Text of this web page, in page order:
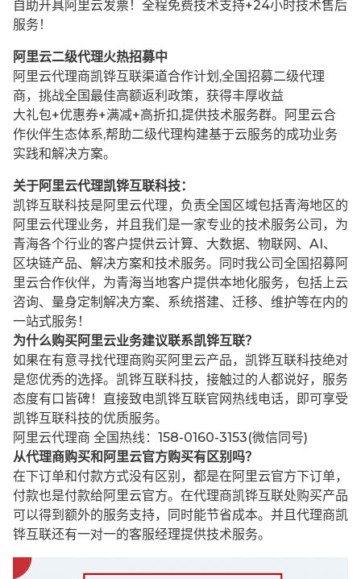
自助开具阿里云发票！全程免费技术支持+24小时技术售后
服务！
阿里云二级代理火热招募中
阿里云代理商凯铧互联渠道合作计划,全国招募二级代理
商，挑战全国最佳高额返利政策，获得丰厚收益
大礼包+优惠券+满减+高折扣,提供技术服务群。阿里云合
作伙伴生态体系,帮助二级代理构建基于云服务的成功业务
实践和解决方案。
关于阿里云代理凯铧互联科技：
凯铧互联科技是阿里云代理，负责全国区域包括青海地区的
阿里云代理业务，并且我们是一家专业的技术服务公司，为
青海各个行业的客户提供云计算、大数据、物联网、AI、
区块链产品、解决方案和技术服务。同时我公司全国招募阿
里云合作伙伴，为青海当地客户提供本地化服务，包括上云
咨询、量身定制解决方案、系统搭建、迁移、维护等在内的
一站式服务！
为什么购买阿里云业务建议联系凯铧互联？
如果在有意寻找代理商购买阿里云产品，凯铧互联科技绝对
是您优秀的选择。凯铧互联科技，接触过的人都说好，服务
态度有口皆碑！直接致电凯铧互联官网热线电话，即可享受
凯铧互联科技的优质服务。
阿里云代理商 全国热线：158-0160-3153(微信同号)
从代理商购买和阿里云官方购买有区别吗？
在下订单和付款方式没有区别，都是在阿里云官方下订单，
付款也是付款给阿里云官方。在代理商凯铧互联处购买产品
可以得到额外的服务支持，同时能节省成本。并且代理商凯
铧互联还有一对一的客服经理提供技术服务。